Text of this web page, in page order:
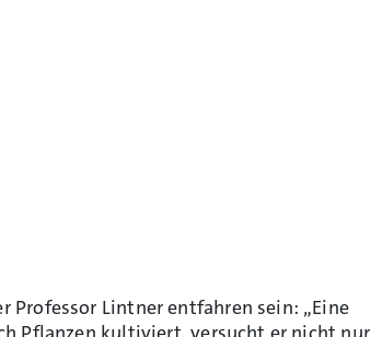
Lintner entfahren sein: „Eine